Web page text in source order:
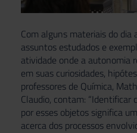
Com alguns materiais do dia
assuntos estudados e
atividade onde a autonomia
em suas curiosidades,
professores de Química,
Claudio, contam: “Identificar
por esses objetos significa
acerca dos processos